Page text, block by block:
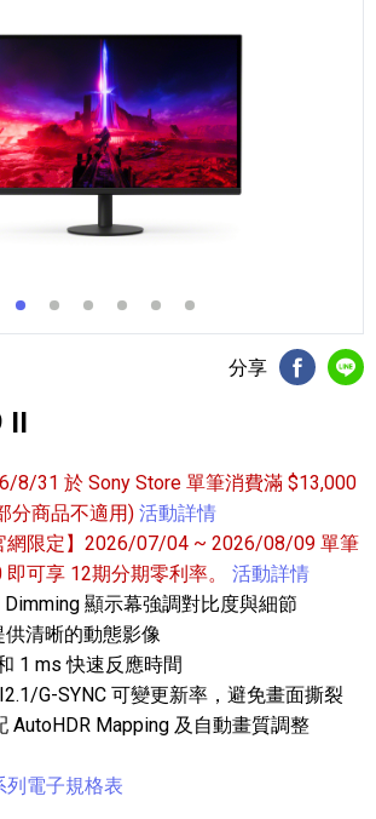
分享
FB分享
II
8/31 於 Sony Store 單筆消費滿 $13,000
分商品不適用) 活動詳情
網限定】2026/07/04 ~ 2026/08/09 單筆
可享 12期分期零利率。
活動詳情
Dimming 顯示幕強調對比度與細節
清晰的動態影像
1 ms 快速反應時間
G-SYNC 可變更新率，避免畫面撕裂
AutoHDR Mapping 及自動畫質調整
列電子規格表